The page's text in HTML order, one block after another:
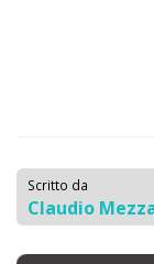
Scritto da
Claudio